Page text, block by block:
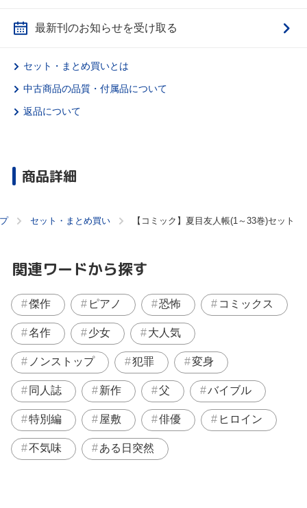
最新刊のお知らせを受け取る
セット・まとめ買いとは
中古商品の品質・付属品について
返品について
商品詳細
セット・まとめ買い 【コミック】夏目友人帳(1～33巻)セット
関連ワードから探す
傑作 ピアノ 恐怖 コミックス
名作 少女 大人気
ノンストップ 犯罪 変身
同人誌 新作 父 バイブル
特別編 屋敷 俳優 ヒロイン
不気味 ある日突然